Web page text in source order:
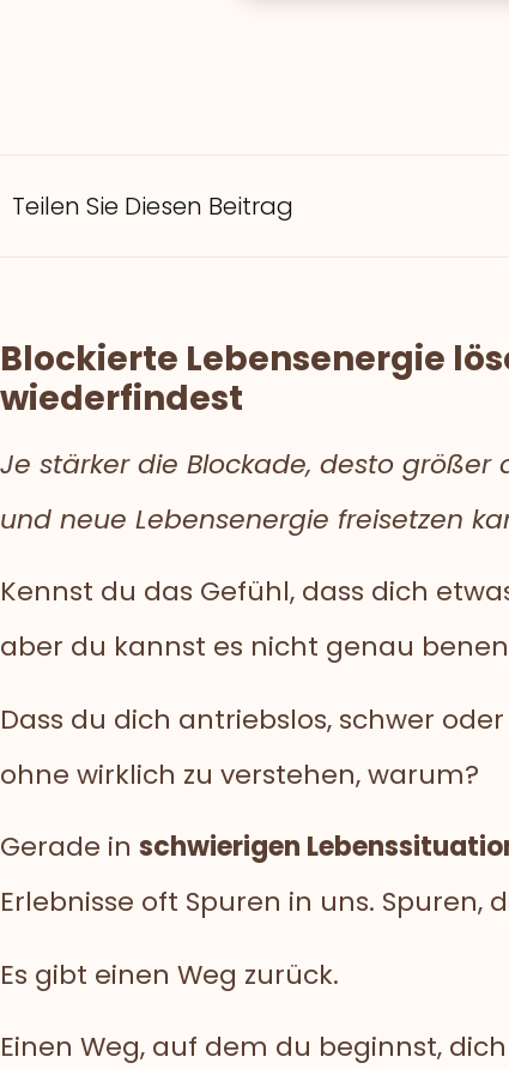
Teilen Sie Diesen Beitrag
Blockierte Lebensenergie
wiederfindest
Je stärker die Blockade, desto
und neue Lebensenergie freisetzen
Kennst du das Gefühl, dass dich
aber du kannst es nicht genau
Dass du dich antriebslos, schwer
ohne wirklich zu verstehen, warum?
Gerade in schwierigen
Erlebnisse oft Spuren in uns.
Es gibt einen Weg zurück.
Einen Weg, auf dem du beginnst,